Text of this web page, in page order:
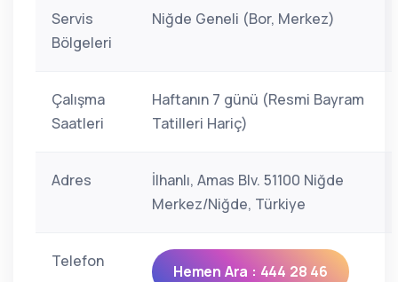
Servis
Bölgeleri
Niğde Geneli (Bor, Merkez)
Çalışma
Saatleri
Haftanın 7 günü (Resmi Bayram
Tatilleri Hariç)
Adres
İlhanlı, Amas Blv. 51100 Niğde
Merkez/Niğde, Türkiye
Telefon
Hemen Ara : 444 28 46